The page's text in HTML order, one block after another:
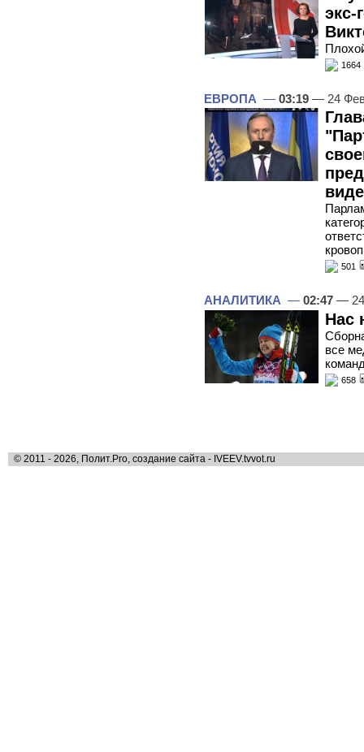
экс-
1664
ЕВРОПА — 03:19 — 24
501
АНАЛИТИКА — 02:47 —
Нас
все
658
© 2011 - 2026, Полит.Pro, создание сайта - IVEEV.tvvot.ru